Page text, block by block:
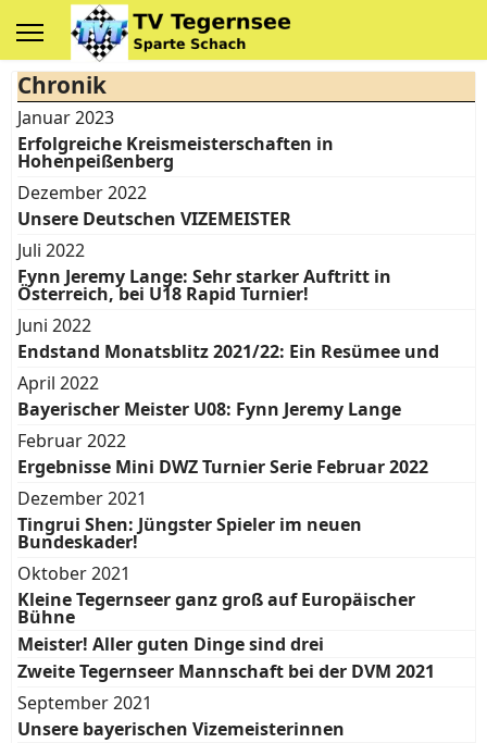
Chronik
Januar 2023
Erfolgreiche Kreismeisterschaften in
Hohenpeißenberg
Dezember 2022
Unsere Deutschen VIZEMEISTER
Juli 2022
Fynn Jeremy Lange: Sehr starker Auftritt in
Österreich, bei U18 Rapid Turnier!
Juni 2022
Endstand Monatsblitz 2021/22: Ein Resümee und
April 2022
Bayerischer Meister U08: Fynn Jeremy Lange
Februar 2022
Ergebnisse Mini DWZ Turnier Serie Februar 2022
Dezember 2021
Tingrui Shen: Jüngster Spieler im neuen
Bundeskader!
Oktober 2021
Kleine Tegernseer ganz groß auf Europäischer
Bühne
Meister! Aller guten Dinge sind drei
Zweite Tegernseer Mannschaft bei der DVM 2021
September 2021
Unsere bayerischen Vizemeisterinnen